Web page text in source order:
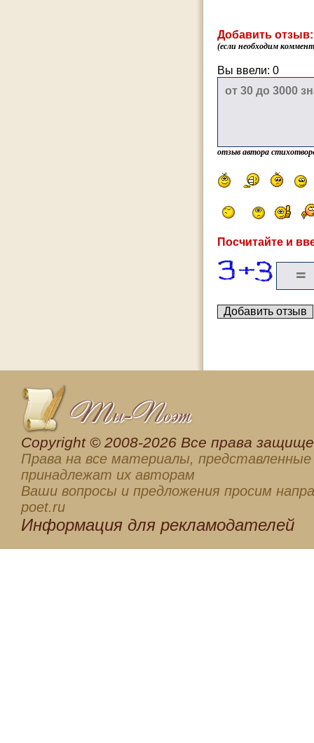
Добавить отзыв:
(если необходим
Вы ввели: 0
отзыв автора
Посчитайте и
Сopyright © 2008-2026 Все права
Права на все материалы, представленные
принадлежат их авторам
Ваши вопросы и предложения просим
poet.ru
Информация для рекламодателей